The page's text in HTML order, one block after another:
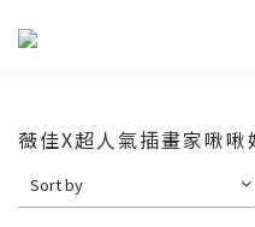
薇佳X超人氣插畫家啾
Sort by